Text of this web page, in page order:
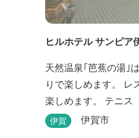
ヒルホテル サンピア
天然温泉｢芭蕉の湯｣
りで楽しめます。 レ
楽しめます。 テニス
ります。 伊賀流手裏
伊賀 伊賀市